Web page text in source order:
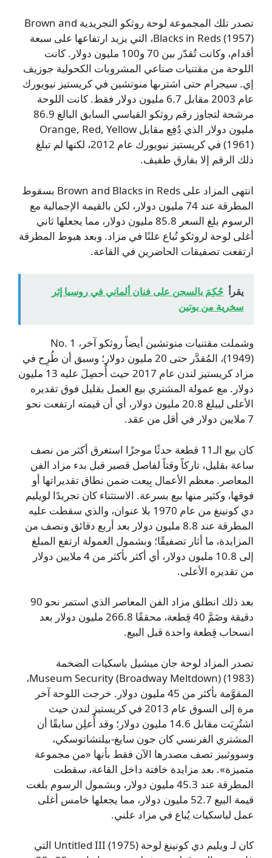
تصدر تلك المجموعة لوحة روثكو التجريدية Brown and
Blacks in Reds (1957)، التي يزيد ارتفاعها على سبعة
أقدام، وكانت تُقدّر بين 70 و100 مليون دولار. كانت
اللوحة من مقتنيات صناعي المشروبات الكحولية جوزيف
إي. سيجرام حتى اشترىها منوتشين في كريستيز نيويورك
عام 2003 مقابل 6.7 مليون دولار فقط. كانت اللوحة
مرشحة لتجاوز رقم روثكو القياسي السابق البالغ 86.9
مليون دولار الذي دُفِع مقابل Orange, Red, Yellow
(1961) في كريستيز نيويورك عام 2012، لكنها لم تبلغ
ذلك الرقم إلا بفارق طفيف.
انتهى المزاد على Brown and Blacks in Reds بسقوط
المطرقة عند 74 مليون دولار، لكن بالقيمة الإجمالية مع
الرسوم بلغ السعر 85.8 مليون دولار، مما يجعلها ثاني
أغلى لوحة لروثكو تُباع علنًا في مزاد. وبعد هبوط المطرقة
ارتفعت تصفيقات الحاضرين في القاعة.
يقرأ حُكِمَ بالسجن على فنان ألماني في روسيا إثر
سخرية من بوتين
وشملت مقتنيات منوتشين أيضاً روثكو آخر، No. 1
(1949)، المُقدَّر حتى 20 مليون دولار؛ وسبق أن طُرِح في
مزاد كريستيز لندن عام 2017 حيث أُحصِلَ عليه 13 مليون
دولار. مع عمولة المشتري بيع العمل بقليل فوق تقديره
الأعلى ليبلغ 20.8 مليون دولار، أي أن قيمته ارتفعت نحو
7 ملايين دولار في أقل من عقد.
كان بيع الـ11 قطعة حدثًا موجزًا استغرق أكثر من نصف
ساعة بقليل، تاركاً وقتاً لفاصل قصير قبل بدء مزاد الفن
المعاصر. معظم الأعمال بِيعت ضمن نطاق تقديراتها أو
فوقها، وكثير منها بيع بسرعة. الاستثناء كان تجريدًا لويليم
دي کونينغ من عام 1970 بلا عنوان، والذي سقطت عليه
المطرقة عند 8.8 مليون دولار بعد أربع دقائق ونصف من
المزايدة، ما أثار تصفيقًا؛ وبشمول العمولة ارتفع المبلغ
إلى 10.8 مليون دولار، أي أكثر بأكثر من 4 ملايين دولار
من تقديره الأعلى.
بعد ذلك انطلق مزاد الفن المعاصر الذي استمر نحو 90
دقيقة وضَمَّ 40 قِطعة، محققًا 266.8 مليون دولار بعد
انسحاب قِطعة واحدة قبل البيع.
تصدر المزاد لوحة جان ميشيل باسكيات الضخمة
Museum Security (Broadway Meltdown) (1983)،
المقوَّمة بأكثر من 45 مليون دولار. خرجت اللوحة آخر
مرة إلى السوق عام 2013 في كريستيز لندن حيث
اشتُرِيَت مقابل 14.6 مليون دولار؛ وقد أُعلِن سابقًا أن
المشتري الفرنسي كان جون سايغ-بيلتشاتوسكي،
وسووثبيز تصف مصدرها الآن فقط بأنها «من مجموعة
متميزة». بعد مزايدة خافتة داخل القاعة، سقطت
المطرقة عند 45.3 مليون دولار، وبشمول الرسوم بلغت
قيمة البيع 52.7 مليون دولار، مما يجعلها خامس أغلى
عمل لباسكيات يُباع في مزاد علني.
كان لـ ويليم دي كونينغ لوحة Untitled III (1975) التي